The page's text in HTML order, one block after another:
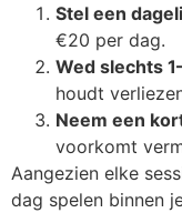
Stel een
€20 per dag.
Wed slechts
houdt
Neem een
voorkomt
Aangezien elke
dag spelen binnen